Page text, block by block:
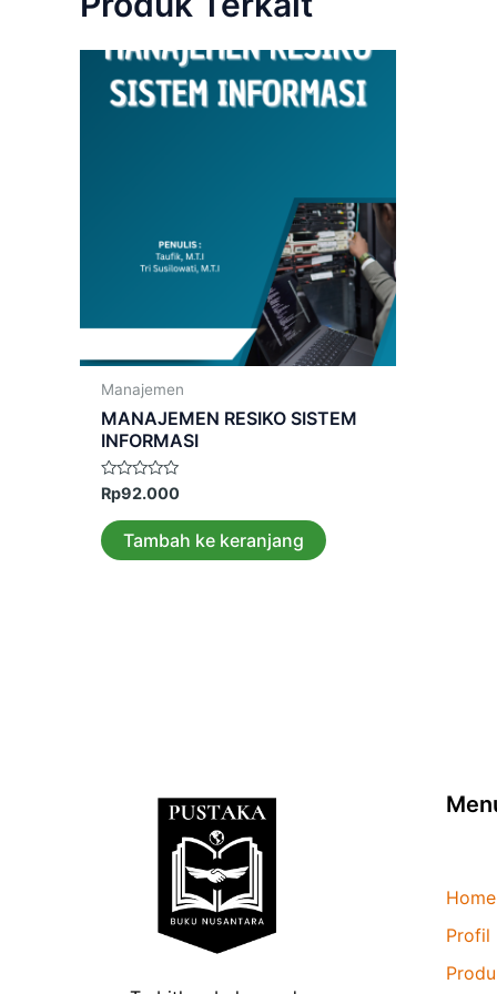
Manajemen
MANAJEMEN RESIKO SISTEM
INFORMASI
Dinilai
0
dari
5
Rp92.000
Tambah ke keranjang
Home
Profil